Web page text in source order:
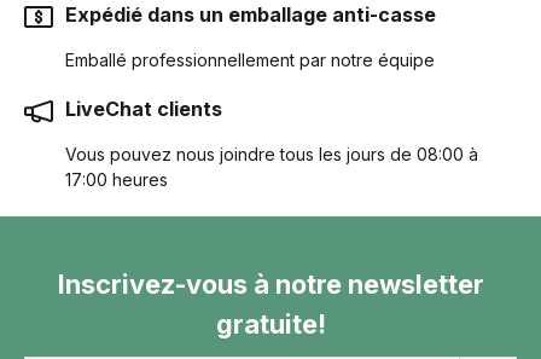
Expédié dans un emballage anti-casse
Emballé professionnellement par notre équipe
LiveChat clients
Vous pouvez nous joindre tous les jours de 08:00 à
17:00 heures
Inscrivez-vous à notre newsletter
gratuite!